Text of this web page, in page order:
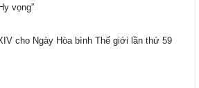
vọng”
cho Ngày Hòa bình Thế giới lần thứ 59